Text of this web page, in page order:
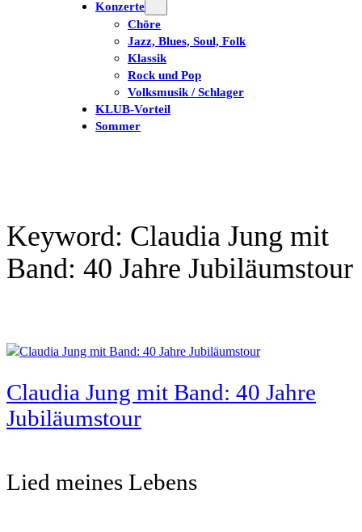
Konzerte
Chöre
Jazz, Blues, Soul, Folk
Klassik
Rock und Pop
Volksmusik / Schlager
KLUB-Vorteil
Sommer
Keyword: Claudia Jung mit
Band: 40 Jahre Jubiläumstour
Claudia Jung mit Band: 40 Jahre
Jubiläumstour
Lied meines Lebens